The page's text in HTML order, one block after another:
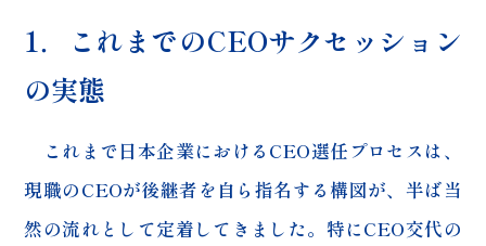
1．これまでのCEOサクセッション
の実態
これまで日本企業におけるCEO選任プロセスは、
現職のCEOが後継者を自ら指名する構図が、半ば当
然の流れとして定着してきました。特にCEO交代の